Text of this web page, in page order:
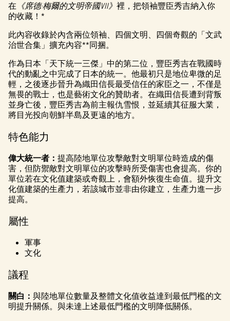
A
c
c
e
p
t
&
P
l
a
y
「播
放」
示你
YouTu
be的
在 《席德·梅爾的文明帝國VII》 裡，把領袖豐臣秀吉納入你
的收藏！*
此內容收錄於內含兩位領袖、四個文明、四個奇觀的「文武
治世合集」擴充內容**同捆。
作為日本「天下統一三傑」中的第二位，豐臣秀吉在戰國時
代的動亂之中完成了日本的統一。他最初只是地位卑微的足
輕，之後逐步晉升為織田信長最受信任的家臣之一，不僅是
無畏的戰士，也是藝術文化的贊助者。在織田信長遭到背叛
並身亡後，豐臣秀吉為前主報仇雪恨，並延續其征服大業，
將目光投向朝鮮半島及更遠的地方。
特色能力
偉大統一者： 提高陸地單位攻擊敵對文明單位時造成的傷
害，但防禦敵對文明單位的攻擊時所受傷害也會提高。你的
單位若在文化值建築或奇觀上，會額外恢復生命值。提升文
化值建築的生產力，若該城市並非由你建立，生產力進一步
提高。
屬性
軍事
文化
議程
關白： 與陸地單位數量及整體文化值收益達到最低門檻的文
明提升關係。與未達上述最低門檻的文明降低關係。